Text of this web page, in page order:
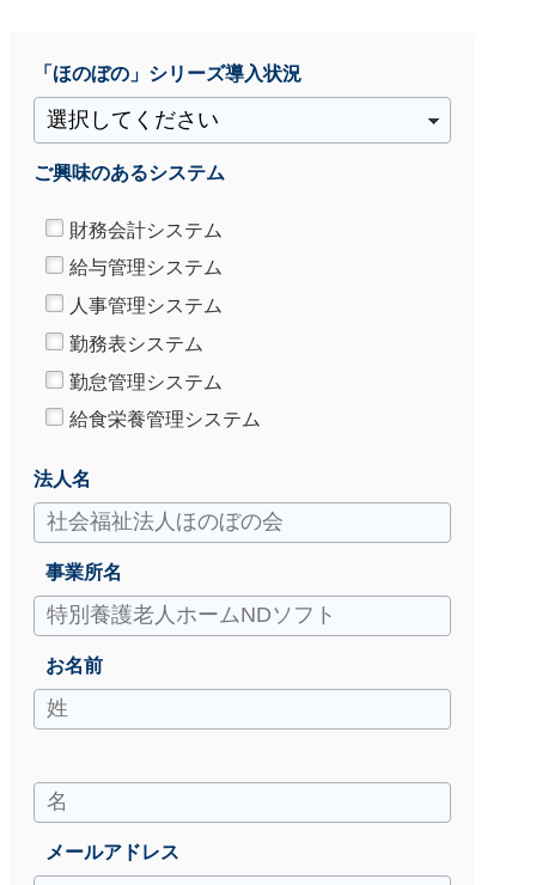
「ほのぼの」シリーズ導入状況
ご興味のあるシステム
財務会計システム
給与管理システム
人事管理システム
勤務表システム
勤怠管理システム
給食栄養管理システム
法人名
事業所名
お名前
メールアドレス